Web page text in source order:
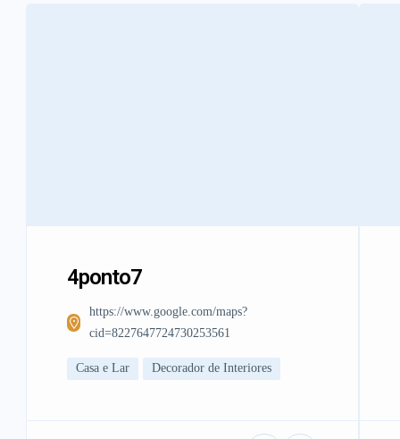
4ponto7
https://www.google.com/maps?
cid=8227647724730253561
Casa e Lar Decorador de Interiores